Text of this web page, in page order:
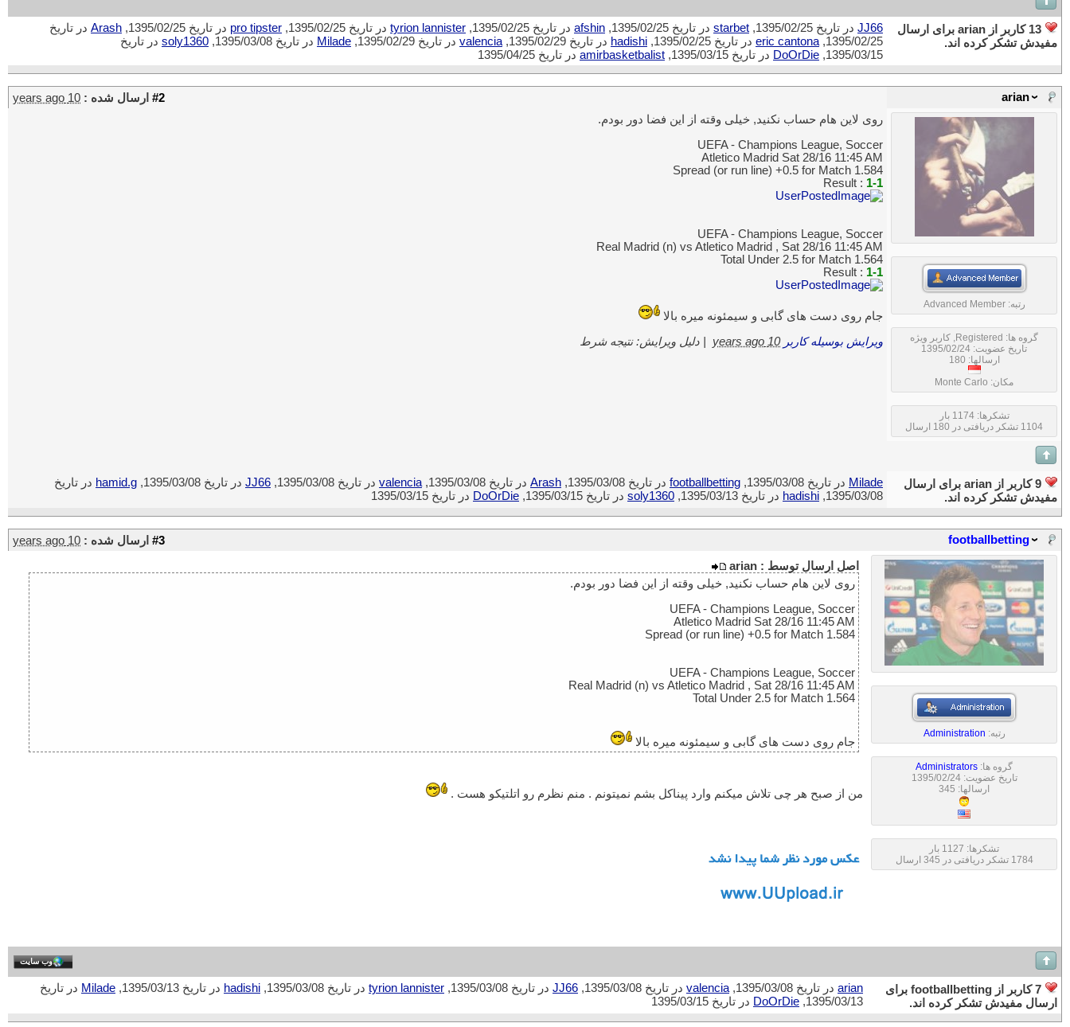
13 کاربر از arian برای ارسال
مفیدش تشکر کرده اند.
JJ66 در تاریخ 1395/02/25, starbet در تاریخ 1395/02/25, afshin در تاریخ 1395/02/25, tyrion lannister در تاریخ 1395/02/25, pro tipster در تاریخ 1395/02/25, Arash در تاریخ
1395/02/25,
eric cantona در تاریخ 1395/02/25, hadishi در تاریخ 1395/02/29, valencia در تاریخ 1395/02/29, Milade در تاریخ 1395/03/08, soly1360 در تاریخ
1395/03/15,
DoOrDie در تاریخ 1395/03/15, amirbasketbalist در تاریخ 1395/04/25
arian
#2 ارسال شده : 10 years ago
رتبه:Advanced Member
گروه ها: Registered
, کاربر ویژه
تاریخ عضویت: 1395/02/24
ارسالها: 180
مکان: Monte Carlo
تشکرها: 1174 بار
1104 تشکر دریافتی در 180 ارسال
روی لاین هام حساب نکنید, خیلی وقته از این فضا دور بودم.
UEFA - Champions League, Soccer
Atletico Madrid Sat 28/16 11:45 AM
Spread (or run line) +0.5 for Match 1.584
Result : 1-1
UEFA - Champions League, Soccer
Real Madrid (n) vs Atletico Madrid , Sat 28/16 11:45 AM
Total Under 2.5 for Match 1.564
Result : 1-1
جام روی دست های گابی و سیمئونه میره بالا
ویرایش بوسیله کاربر 10 years ago دلیل ویرایش: نتیجه شرط
9 کاربر از arian برای ارسال
مفیدش تشکر کرده اند.
Milade در تاریخ 1395/03/08, footballbetting در تاریخ 1395/03/08, Arash در تاریخ 1395/03/08, valencia در تاریخ 1395/03/08, JJ66 در تاریخ 1395/03/08, hamid.g در تاریخ
1395/03/08,
hadishi در تاریخ 1395/03/13, soly1360 در تاریخ 1395/03/15, DoOrDie در تاریخ 1395/03/15
footballbetting
#3 ارسال شده : 10 years ago
رتبه: Administration
گروه ها: Administrators
تاریخ عضویت: 1395/02/24
ارسالها: 345
تشکرها: 1127 بار
1784 تشکر دریافتی در 345 ارسال
اصل ارسال توسط : arian
روی لاین هام حساب نکنید, خیلی وقته از این فضا دور بودم.
UEFA - Champions League, Soccer
Atletico Madrid Sat 28/16 11:45 AM
Spread (or run line) +0.5 for Match 1.584
UEFA - Champions League, Soccer
Real Madrid (n) vs Atletico Madrid , Sat 28/16 11:45 AM
Total Under 2.5 for Match 1.564
جام روی دست های گابی و سیمئونه میره بالا
من از صبح هر چی تلاش میکنم وارد پیناکل بشم نمیتونم . منم نظرم رو اتلتیکو هست .
وب سایت
7 کاربر از footballbetting برای
ارسال مفیدش تشکر کرده اند.
arian در تاریخ 1395/03/08, valencia در تاریخ 1395/03/08, JJ66 در تاریخ 1395/03/08, tyrion lannister در تاریخ 1395/03/08, hadishi در تاریخ 1395/03/13, Milade در تاریخ
1395/03/13,
DoOrDie در تاریخ 1395/03/15